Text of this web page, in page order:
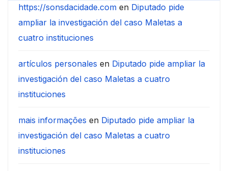
https://sonsdacidade.com en Diputado pide
ampliar la investigación del caso Maletas a
cuatro instituciones
artículos personales en Diputado pide ampliar la
investigación del caso Maletas a cuatro
instituciones
mais informações en Diputado pide ampliar la
investigación del caso Maletas a cuatro
instituciones